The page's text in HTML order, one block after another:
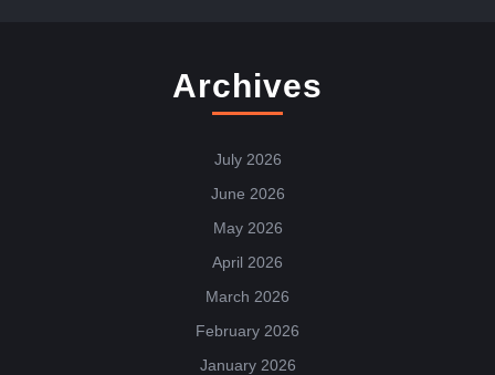
Archives
July 2026
June 2026
May 2026
April 2026
March 2026
February 2026
January 2026